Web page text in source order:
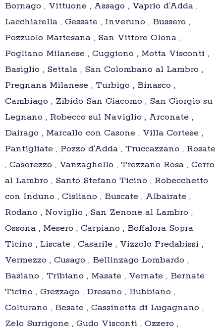
Bornago , Vittuone , Assago , Vaprio d’Adda ,
Lacchiarella , Gessate , Inveruno , Bussero ,
Pozzuolo Martesana , San Vittore Olona ,
Pogliano Milanese , Cuggiono , Motta Visconti ,
Basiglio , Settala , San Colombano al Lambro ,
Pregnana Milanese , Turbigo , Binasco ,
Cambiago , Zibido San Giacomo , San Giorgio su
Legnano , Robecco sul Naviglio , Arconate ,
Dairago , Marcallo con Casone , Villa Cortese ,
Pantigliate , Pozzo d’Adda , Truccazzano , Rosate
, Casorezzo , Vanzaghello , Trezzano Rosa , Cerro
al Lambro , Santo Stefano Ticino , Robecchetto
con Induno , Cisliano , Buscate , Albairate ,
Rodano , Noviglio , San Zenone al Lambro ,
Ossona , Mesero , Carpiano , Boffalora Sopra
Ticino , Liscate , Casarile , Vizzolo Predabissi ,
Vermezzo , Cusago , Bellinzago Lombardo ,
Basiano , Tribiano , Masate , Vernate , Bernate
Ticino , Grezzago , Dresano , Bubbiano ,
Colturano , Besate , Cassinetta di Lugagnano ,
Zelo Surrigone , Gudo Visconti , Ozzero ,